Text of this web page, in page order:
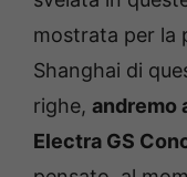
mostrata per la
Shanghai di
righe, andremo
Electra GS